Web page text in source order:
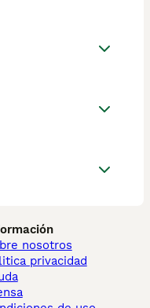
nosotros
privacidad